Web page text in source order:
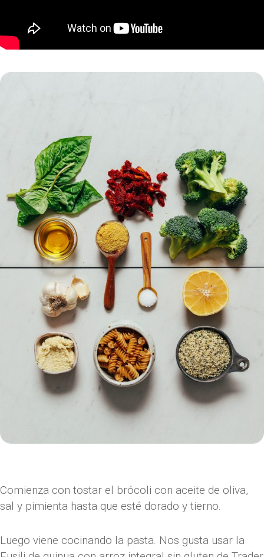
Comienza con tostar el brócoli con aceite de oliva,
sal y pimienta hasta que esté dorado y tierno.
Luego viene cocinando la pasta. Nos gusta usar la